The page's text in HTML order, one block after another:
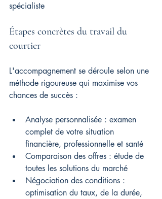
spécialiste
Étapes concrètes du travail du
courtier
L'accompagnement se déroule selon une
méthode rigoureuse qui maximise vos
chances de succès :
Analyse personnalisée : examen
complet de votre situation
financière, professionnelle et santé
Comparaison des offres : étude de
toutes les solutions du marché
Négociation des conditions :
optimisation du taux, de la durée,